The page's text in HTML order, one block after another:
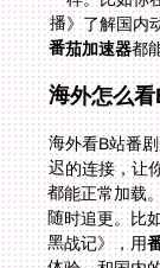
播》了解国内
番茄加速器都
海外怎么
海外看B站番
黑战记》，用